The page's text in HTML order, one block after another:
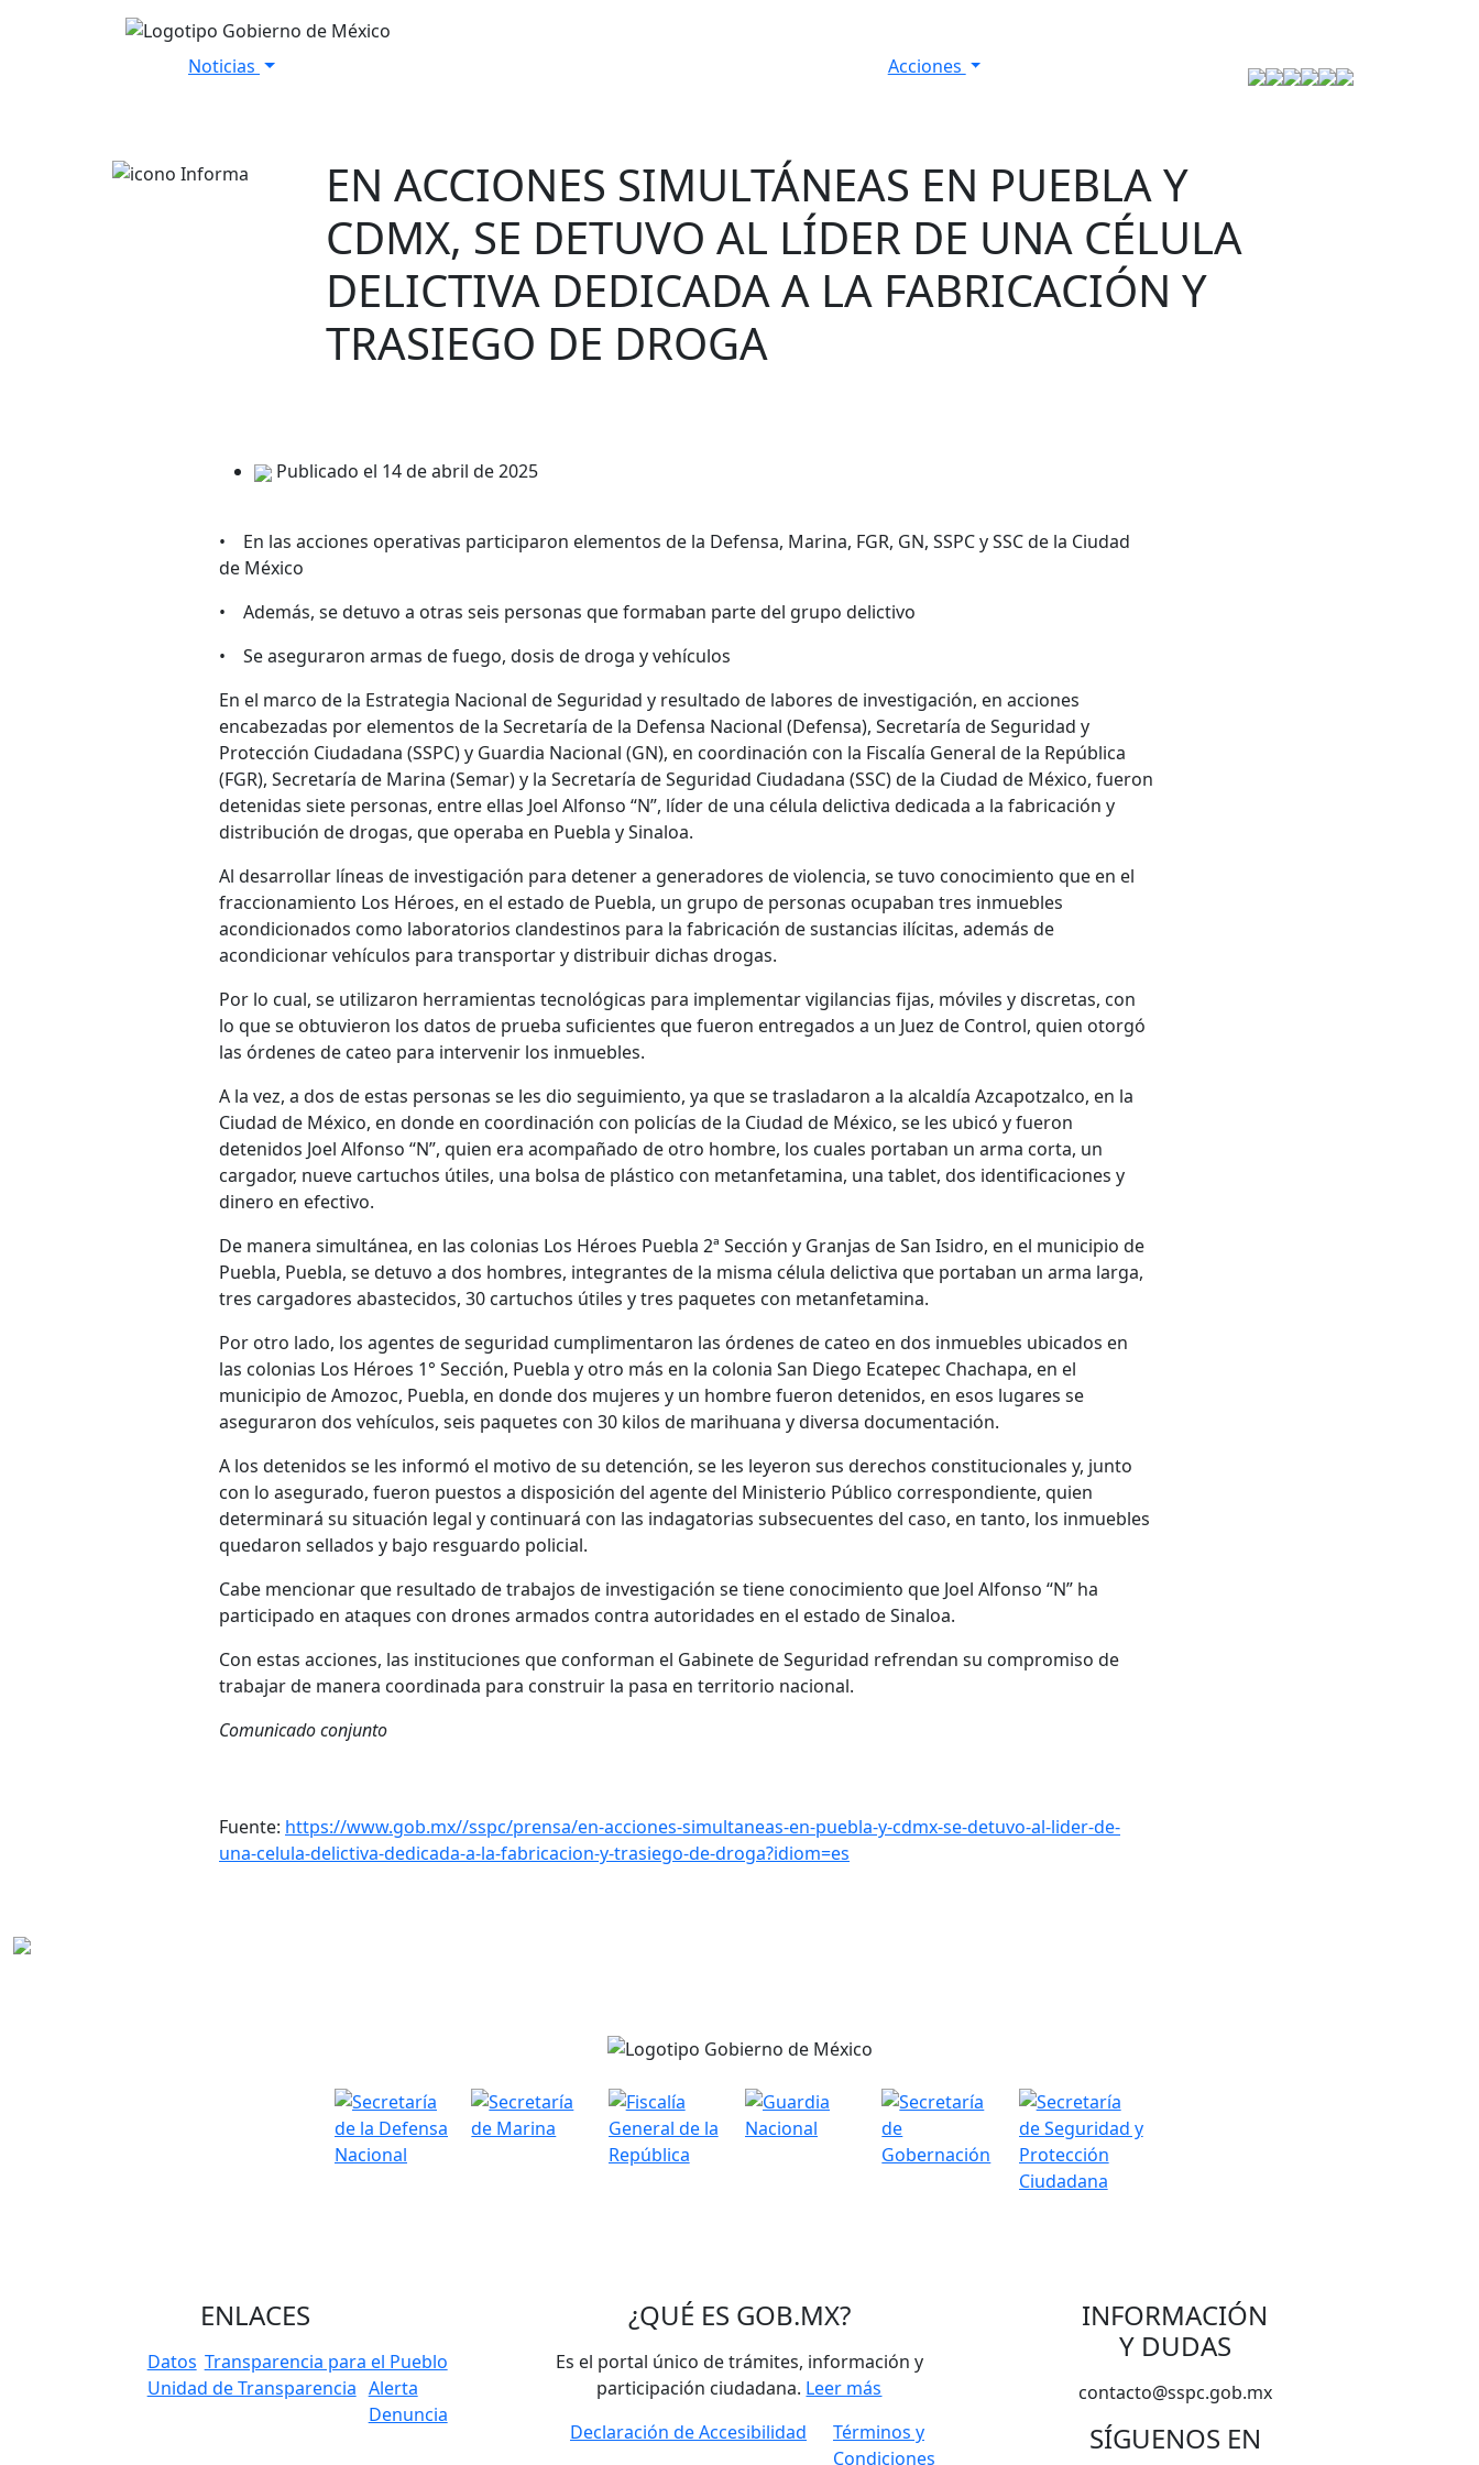
Noticias Acciones
EN ACCIONES SIMULTÁNEAS EN PUEBLA Y
CDMX, SE DETUVO AL LÍDER DE UNA CÉLULA
DELICTIVA DEDICADA A LA FABRICACIÓN Y
TRASIEGO DE DROGA
Publicado el 14 de abril de 2025
• En las acciones operativas participaron elementos de la Defensa, Marina, FGR, GN, SSPC y SSC de la Ciudad
de México
• Además, se detuvo a otras seis personas que formaban parte del grupo delictivo
• Se aseguraron armas de fuego, dosis de droga y vehículos
En el marco de la Estrategia Nacional de Seguridad y resultado de labores de investigación, en acciones
encabezadas por elementos de la Secretaría de la Defensa Nacional (Defensa), Secretaría de Seguridad y
Protección Ciudadana (SSPC) y Guardia Nacional (GN), en coordinación con la Fiscalía General de la República
(FGR), Secretaría de Marina (Semar) y la Secretaría de Seguridad Ciudadana (SSC) de la Ciudad de México, fueron
detenidas siete personas, entre ellas Joel Alfonso “N”, líder de una célula delictiva dedicada a la fabricación y
distribución de drogas, que operaba en Puebla y Sinaloa.
Al desarrollar líneas de investigación para detener a generadores de violencia, se tuvo conocimiento que en el
fraccionamiento Los Héroes, en el estado de Puebla, un grupo de personas ocupaban tres inmuebles
acondicionados como laboratorios clandestinos para la fabricación de sustancias ilícitas, además de
acondicionar vehículos para transportar y distribuir dichas drogas.
Por lo cual, se utilizaron herramientas tecnológicas para implementar vigilancias fijas, móviles y discretas, con
lo que se obtuvieron los datos de prueba suficientes que fueron entregados a un Juez de Control, quien otorgó
las órdenes de cateo para intervenir los inmuebles.
A la vez, a dos de estas personas se les dio seguimiento, ya que se trasladaron a la alcaldía Azcapotzalco, en la
Ciudad de México, en donde en coordinación con policías de la Ciudad de México, se les ubicó y fueron
detenidos Joel Alfonso “N”, quien era acompañado de otro hombre, los cuales portaban un arma corta, un
cargador, nueve cartuchos útiles, una bolsa de plástico con metanfetamina, una tablet, dos identificaciones y
dinero en efectivo.
De manera simultánea, en las colonias Los Héroes Puebla 2ª Sección y Granjas de San Isidro, en el municipio de
Puebla, Puebla, se detuvo a dos hombres, integrantes de la misma célula delictiva que portaban un arma larga,
tres cargadores abastecidos, 30 cartuchos útiles y tres paquetes con metanfetamina.
Por otro lado, los agentes de seguridad cumplimentaron las órdenes de cateo en dos inmuebles ubicados en
las colonias Los Héroes 1° Sección, Puebla y otro más en la colonia San Diego Ecatepec Chachapa, en el
municipio de Amozoc, Puebla, en donde dos mujeres y un hombre fueron detenidos, en esos lugares se
aseguraron dos vehículos, seis paquetes con 30 kilos de marihuana y diversa documentación.
A los detenidos se les informó el motivo de su detención, se les leyeron sus derechos constitucionales y, junto
con lo asegurado, fueron puestos a disposición del agente del Ministerio Público correspondiente, quien
determinará su situación legal y continuará con las indagatorias subsecuentes del caso, en tanto, los inmuebles
quedaron sellados y bajo resguardo policial.
Cabe mencionar que resultado de trabajos de investigación se tiene conocimiento que Joel Alfonso “N” ha
participado en ataques con drones armados contra autoridades en el estado de Sinaloa.
Con estas acciones, las instituciones que conforman el Gabinete de Seguridad refrendan su compromiso de
trabajar de manera coordinada para construir la pasa en territorio nacional.
Comunicado conjunto
Fuente: https://www.gob.mx//sspc/prensa/en-acciones-simultaneas-en-puebla-y-cdmx-se-detuvo-al-lider-de-
una-celula-delictiva-dedicada-a-la-fabricacion-y-trasiego-de-droga?idiom=es
ENLACES
Datos Transparencia para el Pueblo
Unidad de Transparencia Alerta
Denuncia
¿QUÉ ES GOB.MX?
Es el portal único de trámites, información y
participación ciudadana. Leer más
Declaración de Accesibilidad
Términos y
Condiciones
INFORMACIÓN
Y DUDAS
contacto@sspc.gob.mx
SÍGUENOS EN